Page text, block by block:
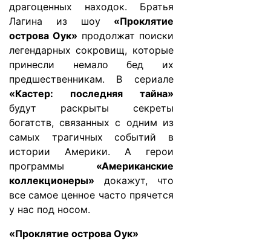
драгоценных находок. Братья
Лагина из шоу«Проклятие
острова Оук» продолжат поиски
легендарных сокровищ, которые
принесли немало бед их
предшественникам. В сериале
«Кастер: последняя тайна»
будут раскрыты секреты
богатств, связанных с одним из
самых трагичных событий в
истории Америки. А герои
программы «Американские
коллекционеры» докажут, что
все самое ценное часто прячется
у нас под носом.
«Проклятие острова Оук»